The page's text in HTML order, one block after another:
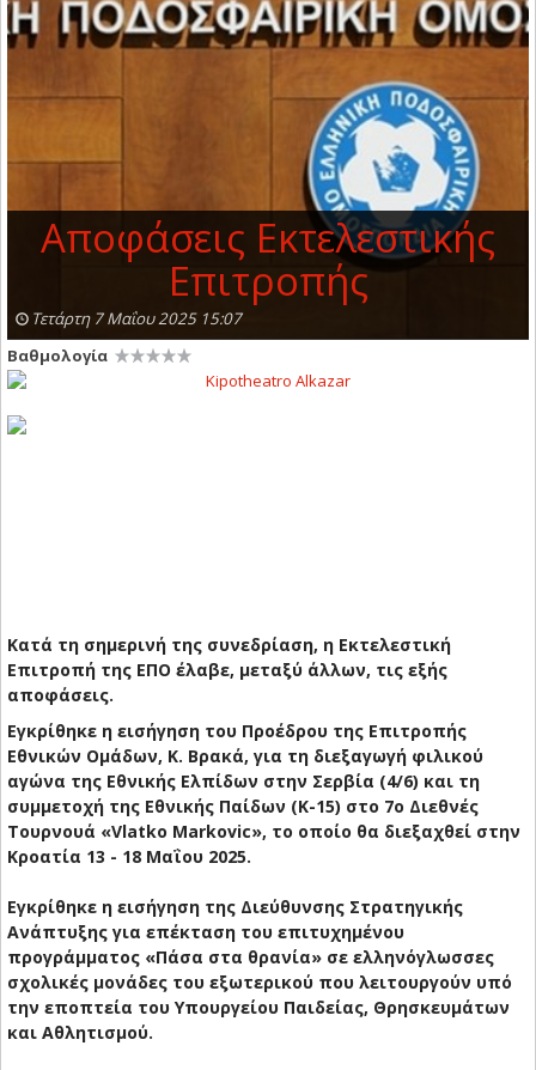
Αποφάσεις Εκτελεστικής
Επιτροπής
Τετάρτη 7 Μαΐου 2025 15:07
Βαθμολογία
Κατά τη σημερινή της συνεδρίαση, η Εκτελεστική
Επιτροπή της ΕΠΟ έλαβε, μεταξύ άλλων, τις εξής
αποφάσεις.
Εγκρίθηκε η εισήγηση του Προέδρου της Επιτροπής
Εθνικών Ομάδων, Κ. Βρακά, για τη διεξαγωγή φιλικού
αγώνα της Εθνικής Ελπίδων στην Σερβία (4/6) και τη
συμμετοχή της Εθνικής Παίδων (Κ-15) στο 7ο Διεθνές
Τουρνουά «Vlatko Markovic», το οποίο θα διεξαχθεί στην
Κροατία 13 - 18 Μαΐου 2025.
Εγκρίθηκε η εισήγηση της Διεύθυνσης Στρατηγικής
Ανάπτυξης για επέκταση του επιτυχημένου
προγράμματος «Πάσα στα θρανία» σε ελληνόγλωσσες
σχολικές μονάδες του εξωτερικού που λειτουργούν υπό
την εποπτεία του Υπουργείου Παιδείας, Θρησκευμάτων
και Αθλητισμού.